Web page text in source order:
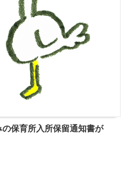
保育所入所保留通知書が